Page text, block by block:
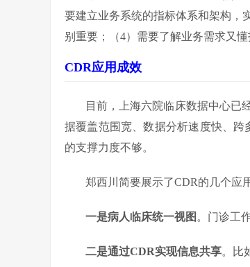
要建立业务系统的指标体系和架构，
别重要；（4）需要了解业务需求又懂
CDR应用成效
目前，上海六院临床数据中心已
据覆盖范围宽、数据分析速度快、
的支撑力度不够。
郑西川简要展示了CDR的几个应
一是病人临床统一视图 。门诊工
二是通过CDR实现信息共享。比